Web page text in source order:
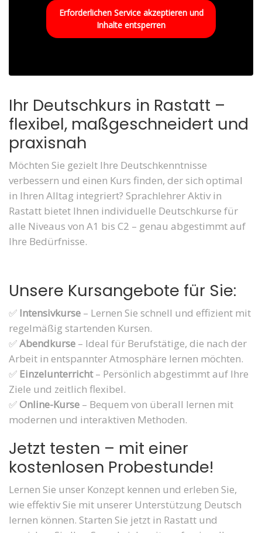
Erforderlichen Service akzeptieren und
Inhalte entsperren
Ihr Deutschkurs in Rastatt –
flexibel, maßgeschneidert und
praxisnah
Möchten Sie gezielt Ihre Deutschkenntnisse
verbessern und einen Kurs finden, der sich optimal
in Ihren Alltag integriert? Sprachlehrer Aktiv in
Rastatt bietet Ihnen individuelle Deutschkurse für
alle Niveaus von A1 bis C2 – genau abgestimmt auf
Ihre Bedürfnisse.
Unsere Kursangebote für Sie:
✅ Intensivkurse – Lernen Sie schnell und effizient mit
regelmäßig startenden Kursen.
✅Abendkurse – Ideal für Berufstätige, die nach der
Arbeit in entspannter Atmosphäre lernen möchten.
✅ Einzelunterricht– Persönlich abgestimmt auf Ihre
Ziele und zeitlich flexibel.
✅Online-Kurse – Bequem von überall lernen mit
modernen und interaktiven Methoden.
Jetzt testen – mit einer
kostenlosen Probestunde!
Lernen Sie unser Konzept kennen und erleben Sie,
wie effektiv Sie mit unserer Unterstützung Deutsch
lernen können. Starten Sie jetzt in Rastatt und